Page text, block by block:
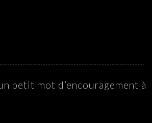
petit mot d’encouragement à